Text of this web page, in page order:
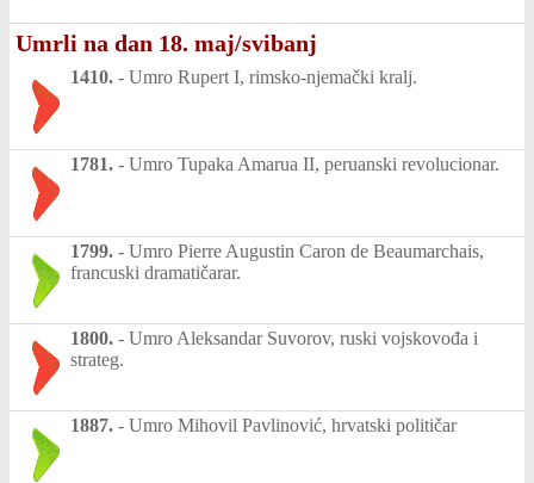
Umrli na dan 18. maj/svibanj
1410. - Umro Rupert I, rimsko-njemački kralj.
1781. - Umro Tupaka Amarua II, peruanski revolucionar.
1799. - Umro Pierre Augustin Caron de Beaumarchais,
francuski dramatičarar.
1800. - Umro Aleksandar Suvorov, ruski vojskovođa i
strateg.
1887. - Umro Mihovil Pavlinović, hrvatski političar